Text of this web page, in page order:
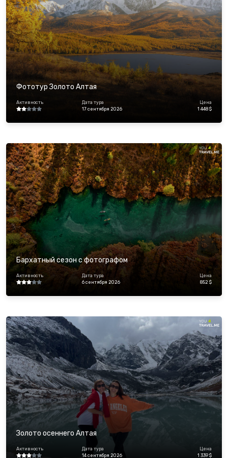
Фототур Золото Алтая
Активность
Дата тура
17 сентября 2026
Цена
1 448 $
Бархатный сезон с фотографом
Активность
Дата тура
6 сентября 2026
Цена
852 $
Золото осеннего Алтая
Активность
Дата тура
14 сентября 2026
Цена
1 339 $